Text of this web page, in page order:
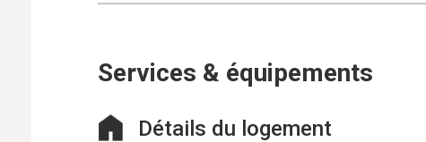
Services & équipements
Détails du logement